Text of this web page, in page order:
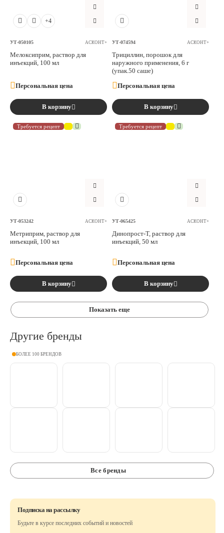
+4
УТ-050105 АСКОНТ+
Мелоксиприм, раствор для
инъекций, 100 мл
Персональная цена
В корзину
УТ-074594 АСКОНТ+
Трициллин, порошок для
наружного применения, 6 г
(упак.50 саше)
Персональная цена
В корзину
Требуется рецепт
УТ-053242 АСКОНТ+
Метриприм, раствор для
инъекций, 100 мл
Персональная цена
В корзину
Требуется рецепт
УТ-065425 АСКОНТ+
Динопрост-Т, раствор для
инъекций, 50 мл
Персональная цена
В корзину
Показать еще
Другие бренды
БОЛЕЕ 100 БРЕНДОВ
Все бренды
Подписка на рассылку
Будьте в курсе последних событий и новостей